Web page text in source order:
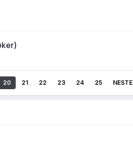
20 21 22 23 24 25 NESTE